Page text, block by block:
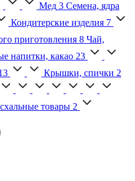
Мед 3 Семена, ядра
Кондитерские изделия 7
приготовления 8 Чай,
напитки, какао 23
Крышки, спички 2
товары 2